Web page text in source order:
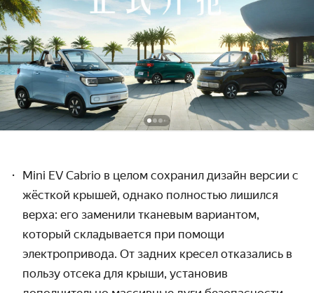
Mini EV Cabrio в целом сохранил дизайн версии с
жёсткой крышей, однако полностью лишился
верха: его заменили тканевым вариантом,
который складывается при помощи
электропривода. От задних кресел отказались в
пользу отсека для крыши, установив